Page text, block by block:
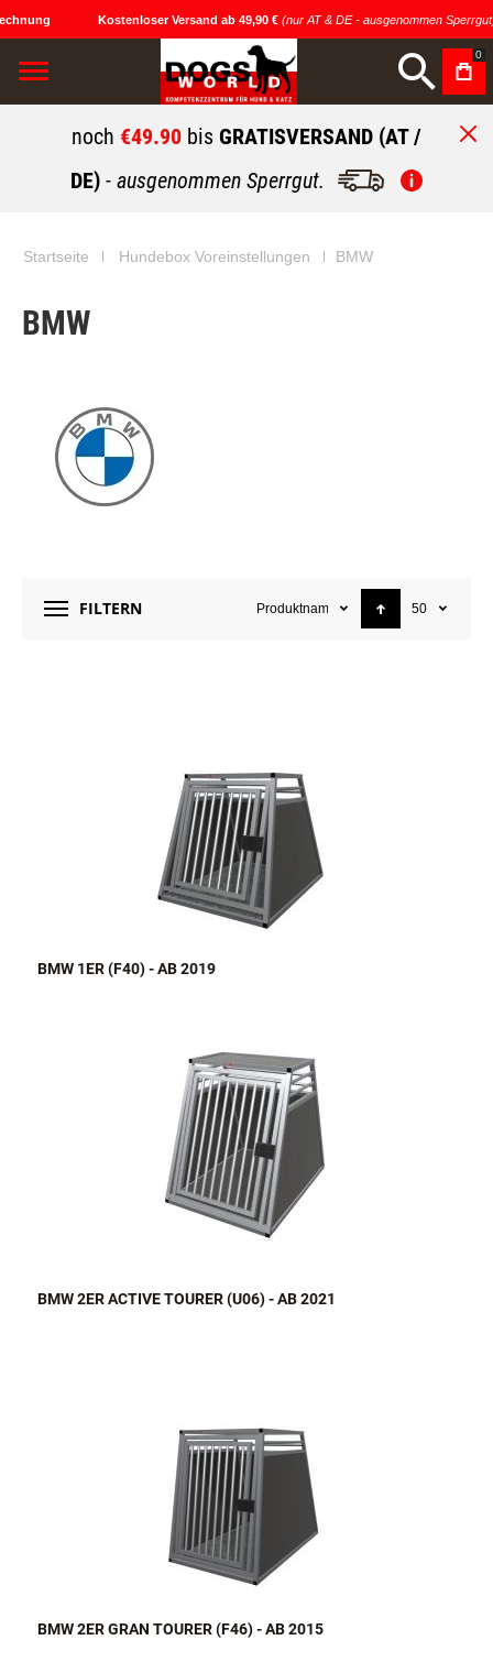
Kostenloser Versand ab 49,90 € (nur AT & DE - ausgenommen Sperrgut)
0
noch €49.90 bis GRATISVERSAND (AT /
DE) - ausgenommen Sperrgut.
Startseite Hundebox Voreinstellungen BMW
BMW
FILTERN Produktname 50
BMW 1ER (F40) - AB 2019
BMW 2ER ACTIVE TOURER (U06) - AB 2021
BMW 2ER GRAN TOURER (F46) - AB 2015